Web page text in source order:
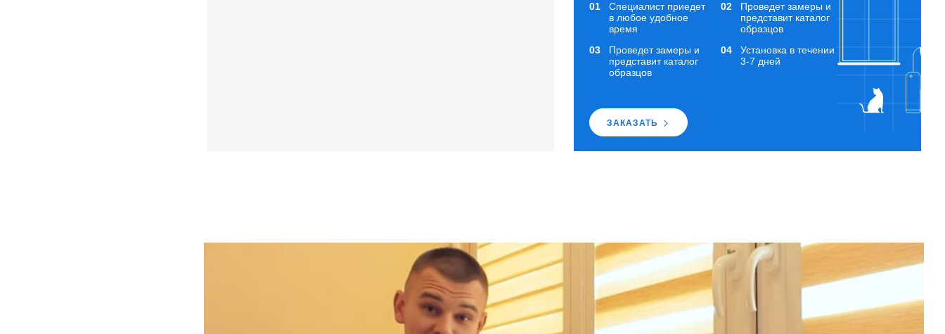
Специалист приедет
в любое удобное
время
Проведет замеры и
представит каталог
образцов
Проведет замеры и
представит каталог
образцов
Установка в течении
3-7 дней
ЗАКАЗАТЬ